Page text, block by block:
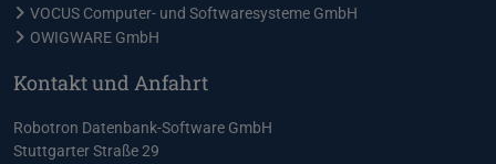
VOCUS Computer- und Softwaresysteme GmbH
OWIGWARE GmbH
Kontakt und Anfahrt
Robotron Datenbank-Software GmbH
Stuttgarter Straße 29